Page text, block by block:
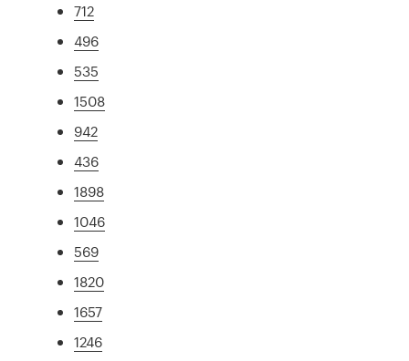
712
496
535
1508
942
436
1898
1046
569
1820
1657
1246